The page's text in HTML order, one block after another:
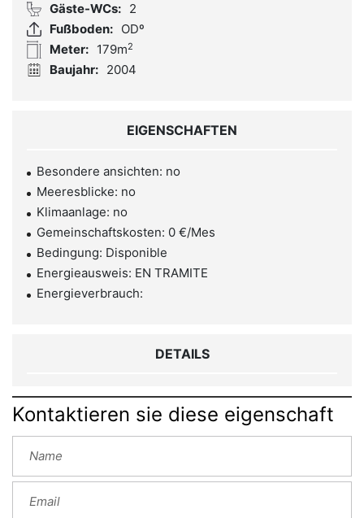
Gäste-WCs: 2
Fußboden: ODº
Meter: 179m2
Baujahr: 2004
EIGENSCHAFTEN
Besondere ansichten: no
Meeresblicke: no
Klimaanlage: no
Gemeinschaftskosten: 0 €/Mes
Bedingung: Disponible
Energieausweis: EN TRAMITE
Energieverbrauch:
DETAILS
Kontaktieren sie diese eigenschaft